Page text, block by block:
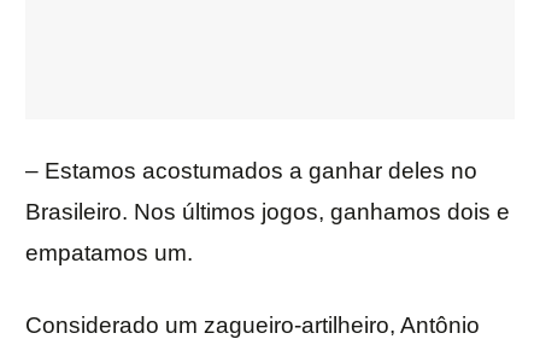
– Estamos acostumados a ganhar deles no
Brasileiro. Nos últimos jogos, ganhamos dois e
empatamos um.
Considerado um zagueiro-artilheiro, Antônio